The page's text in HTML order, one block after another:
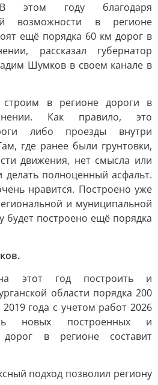
В этом году благодаря
возможности в регионе
ещё порядка 60 км дорог в
рассказал губернатор
Шумков в своем канале в
строим в регионе дороги в
Как правило, это
либо проезды внутри
где ранее были грунтовки,
движения, нет смысла или
полноценный асфальт.
нравится. Построено уже
и муниципальной
будет построено ещё порядка
этот год построить и
области порядка 200
года с учетом работ 2026
новых построенных и
дорог в регионе составит
подход позволил региону